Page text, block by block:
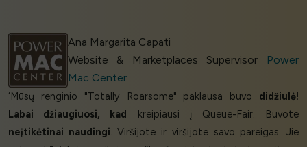
Ana Margarita Capati
Website & Marketplaces Supervisor
Power
Mac Center
‘Mūsų renginio "Totally Roarsome" paklausa buvo didžiulė!
Labai džiaugiuosi, kad
kreipiausi į Queue-Fair. Buvote
neįtikėtinai naudingi. Viršijote ir viršijote savo pareigas. Jie